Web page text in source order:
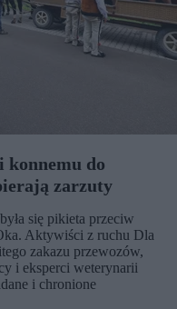
do
zarzuty
się pikieta przeciw
Aktywiści z ruchu Dla
zakazu przewozów,
i eksperci weterynarii
i chronione